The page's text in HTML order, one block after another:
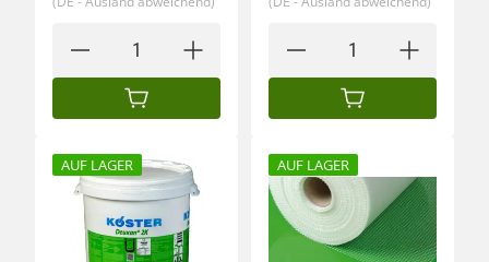
IN DEN WARENKORB IN DEN WARENKORB
AUF LAGER AUF LAGER